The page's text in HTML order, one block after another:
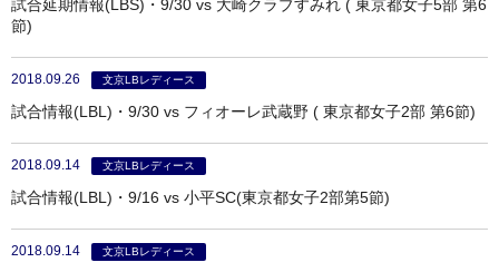
試合延期情報(LBS)・9/30 vs 大崎クラブすみれ ( 東京都女子5部 第6
節)
2018.09.26 文京LBレディース
試合情報(LBL)・9/30 vs フィオーレ武蔵野 ( 東京都女子2部 第6節)
2018.09.14 文京LBレディース
試合情報(LBL)・9/16 vs 小平SC(東京都女子2部第5節)
2018.09.14 文京LBレディース